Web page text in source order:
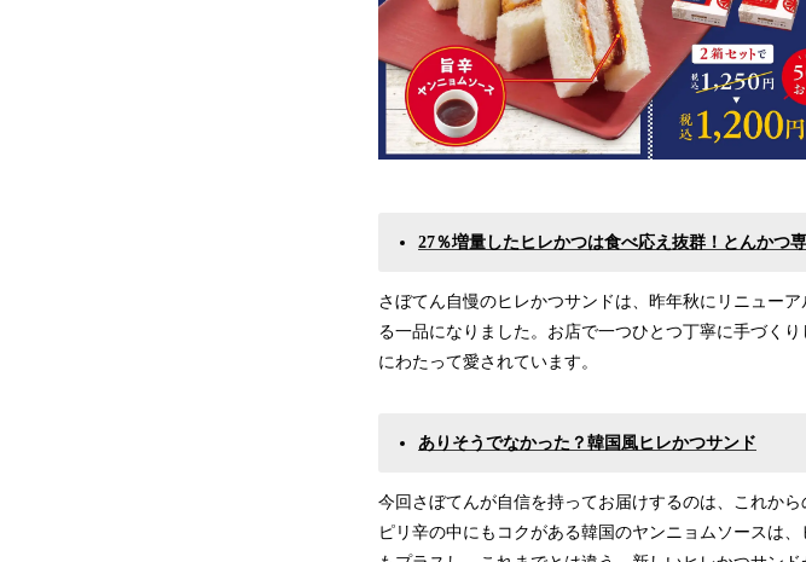
27％増量したヒレかつは食べ応え抜群！とんかつ
さぼてん自慢のヒレかつサンドは、昨年秋にリニュー
る一品になりました。お店で一つひとつ丁寧に手づく
にわたって愛されています。
ありそうでなかった？韓国風ヒレかつサンド
今回さぼてんが自信を持ってお届けするのは、これから
ピリ辛の中にもコクがある韓国のヤンニョムソースは